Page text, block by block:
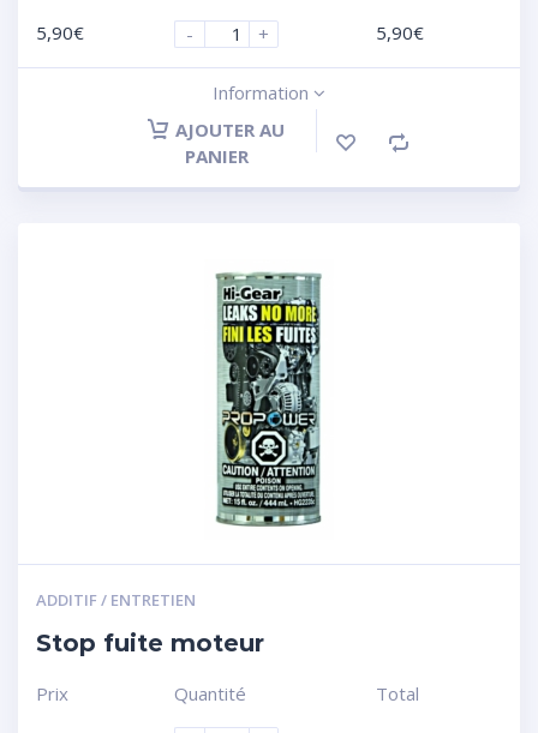
5,90€
-
+
5,90€
Information
AJOUTER AU
PANIER
ADDITIF / ENTRETIEN
Stop fuite moteur
Prix
Quantité
Total